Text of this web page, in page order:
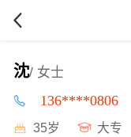
沈/ 女士
136****0806
35岁 大专